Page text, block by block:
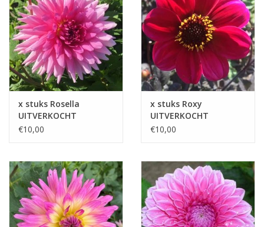
x stuks Rosella
UITVERKOCHT
€10,00
x stuks Roxy
UITVERKOCHT
€10,00